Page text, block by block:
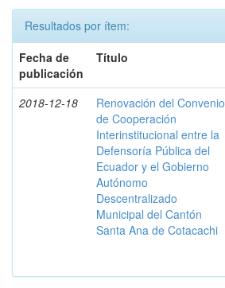
Resultados por ítem:
Fecha de
publicación
Título
2018-12-18
Renovación del Convenio
de Cooperación
Interinstitucional entre la
Defensoría Pública del
Ecuador y el Gobierno
Autónomo
Descentralizado
Municipal del Cantón
Santa Ana de Cotacachi